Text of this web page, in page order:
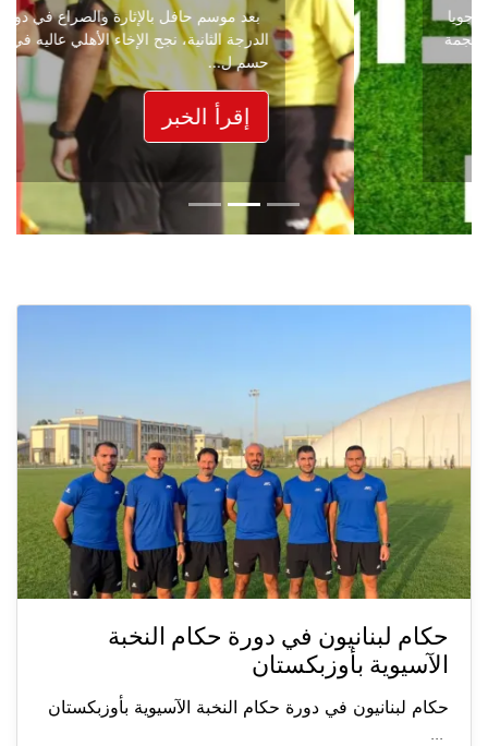
بعد موسم حافل بالإثارة والصراع في دوري
الدرجة الثانية، نجح الإخاء الأهلي عاليه في
حسم ل...
إقرأ الخبر
حكام لبنانيون في دورة حكام النخبة
الآسيوية بأوزبكستان
حكام لبنانيون في دورة حكام النخبة الآسيوية بأوزبكستان
...